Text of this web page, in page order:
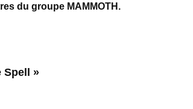
du groupe MAMMOTH.
Spell »